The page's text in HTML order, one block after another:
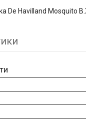
De Havilland Mosquito